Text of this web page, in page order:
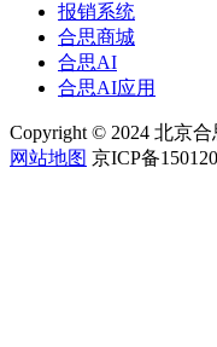
报销系统
合思商城
合思AI
合思AI应用
Copyright © 2024 北京
网站地图 京ICP备